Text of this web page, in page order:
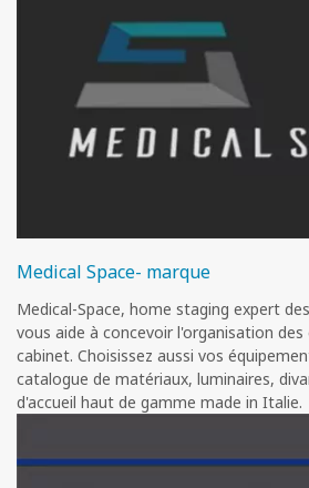
Medical Space- marque
Medical-Space, home staging expert
vous aide à concevoir l'organisation
cabinet. Choisissez aussi vos
catalogue de matériaux, luminaires,
d'accueil haut de gamme made in Italie.